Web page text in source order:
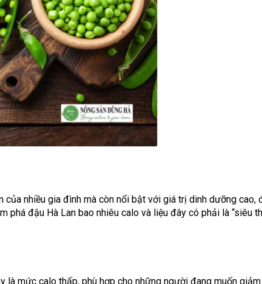
nhiều gia đình mà còn nổi bật với giá trị dinh dưỡng cao,
phá đậu Hà Lan bao nhiêu calo và liệu đây có phải là “siêu
là mức calo thấp, phù hợp cho những người đang muốn